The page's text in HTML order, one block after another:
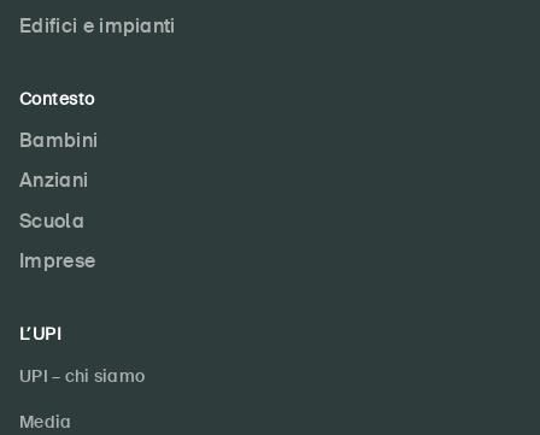
Edifici e impianti
Contesto
Bambini
Anziani
Scuola
Imprese
L’UPI
UPI – chi siamo
Media